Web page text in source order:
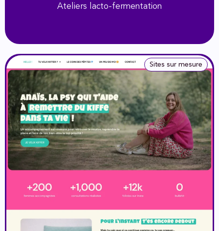
Ateliers lacto-fermentation
Sites sur mesure